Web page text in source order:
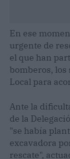
En ese
urgente de
el que han
bomberos, los
Local para
Ante la
de la
"se había
excavadora
rescate",